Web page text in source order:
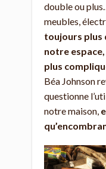
double ou
meubles,
toujours plus
notre
plus
Béa Johnson
questionne
notre maison,